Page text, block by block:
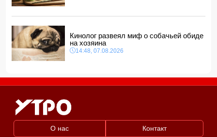
Кинолог развеял миф о собачьей обиде
на хозяина
14:48, 07.08.2026
О нас Контакт